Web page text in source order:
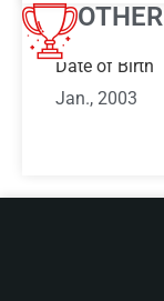
Date of Birth
Jan., 2003